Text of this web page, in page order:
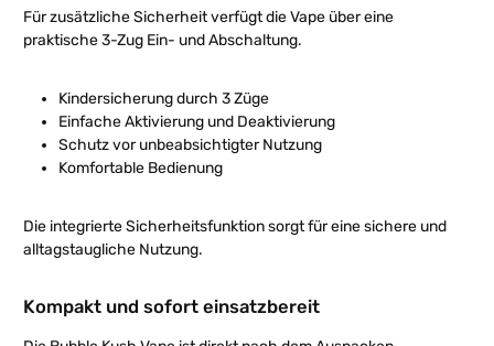
Für zusätzliche Sicherheit verfügt die Vape über eine
praktische 3-Zug Ein- und Abschaltung.
Kindersicherung durch 3 Züge
Einfache Aktivierung und Deaktivierung
Schutz vor unbeabsichtigter Nutzung
Komfortable Bedienung
Die integrierte Sicherheitsfunktion sorgt für eine sichere und
alltagstaugliche Nutzung.
Kompakt und sofort einsatzbereit